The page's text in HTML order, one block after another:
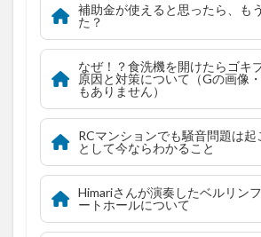
補助金が使えると思ったら、も
た？
なぜ！？食洗機を開けたらゴキ
原因と対策について（Gの画像
もありません）
RCマンションでも騒音問題は
として今ならわかること
Himariさんが演奏したベルリン
ートホールについて